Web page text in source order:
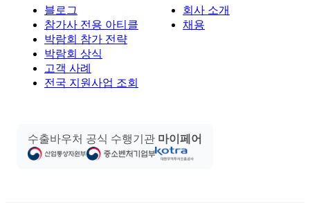
블로그
참가사 전용 아티클
박람회 참가 전략
박람회 상식
고객 사례
전국 지원사업 조회
회사 소개
채용
수출바우처 공식 수행기관 마이페어